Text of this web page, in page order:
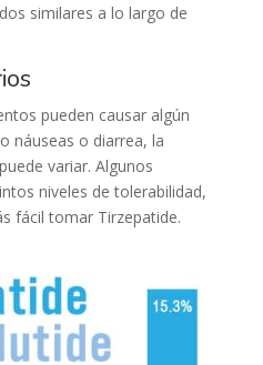
similares a lo largo de
pueden causar algún
náuseas o diarrea, la
variar. Algunos
niveles de tolerabilidad,
fácil tomar Tirzepatide.